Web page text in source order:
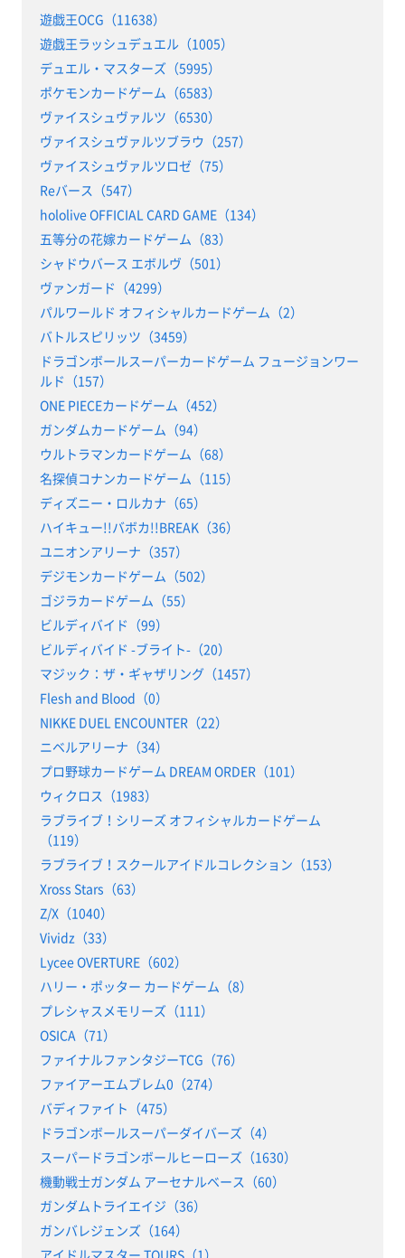
遊戯王OCG（11638）
遊戯王ラッシュデュエル（1005）
デュエル・マスターズ（5995）
ポケモンカードゲーム（6583）
ヴァイスシュヴァルツ（6530）
ヴァイスシュヴァルツブラウ（257）
ヴァイスシュヴァルツロゼ（75）
Reバース（547）
hololive OFFICIAL CARD GAME（134）
五等分の花嫁カードゲーム（83）
シャドウバース エボルヴ（501）
ヴァンガード（4299）
パルワールド オフィシャルカードゲーム（2）
バトルスピリッツ（3459）
ドラゴンボールスーパーカードゲーム フュージョンワー
ルド（157）
ONE PIECEカードゲーム（452）
ガンダムカードゲーム（94）
ウルトラマンカードゲーム（68）
名探偵コナンカードゲーム（115）
ディズニー・ロルカナ（65）
ハイキュー!!バボカ!!BREAK（36）
ユニオンアリーナ（357）
デジモンカードゲーム（502）
ゴジラカードゲーム（55）
ビルディバイド（99）
ビルディバイド -ブライト-（20）
マジック：ザ・ギャザリング（1457）
Flesh and Blood（0）
NIKKE DUEL ENCOUNTER（22）
ニベルアリーナ（34）
プロ野球カードゲーム DREAM ORDER（101）
ウィクロス（1983）
ラブライブ！シリーズ オフィシャルカードゲーム
（119）
ラブライブ！スクールアイドルコレクション（153）
Xross Stars（63）
Z/X（1040）
Vividz（33）
Lycee OVERTURE（602）
ハリー・ポッター カードゲーム（8）
プレシャスメモリーズ（111）
OSICA（71）
ファイナルファンタジーTCG（76）
ファイアーエムブレム0（274）
バディファイト（475）
ドラゴンボールスーパーダイバーズ（4）
スーパードラゴンボールヒーローズ（1630）
機動戦士ガンダム アーセナルベース（60）
ガンダムトライエイジ（36）
ガンバレジェンズ（164）
アイドルマスター TOURS（1）